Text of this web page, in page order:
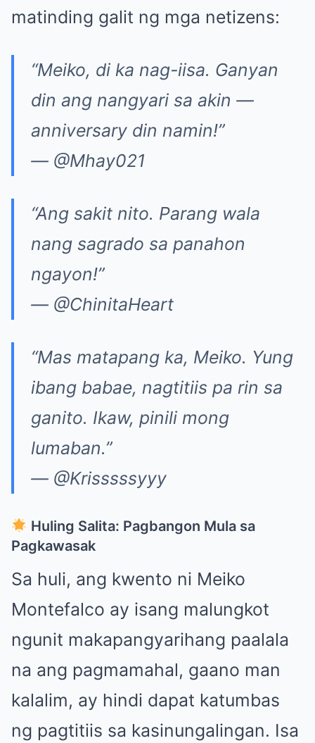
matinding galit ng mga netizens:
“Meiko, di ka nag-iisa. Ganyan
din ang nangyari sa akin —
anniversary din namin!”
— @Mhay021
“Ang sakit nito. Parang wala
nang sagrado sa panahon
ngayon!”
— @ChinitaHeart
“Mas matapang ka, Meiko. Yung
ibang babae, nagtitiis pa rin sa
ganito. Ikaw, pinili mong
lumaban.”
— @Krisssssyyy
Huling Salita: Pagbangon Mula sa
Pagkawasak
Sa huli, ang kwento ni Meiko
Montefalco ay isang malungkot
ngunit makapangyarihang paalala
na ang pagmamahal, gaano man
kalalim, ay hindi dapat katumbas
ng pagtitiis sa kasinungalingan. Isa